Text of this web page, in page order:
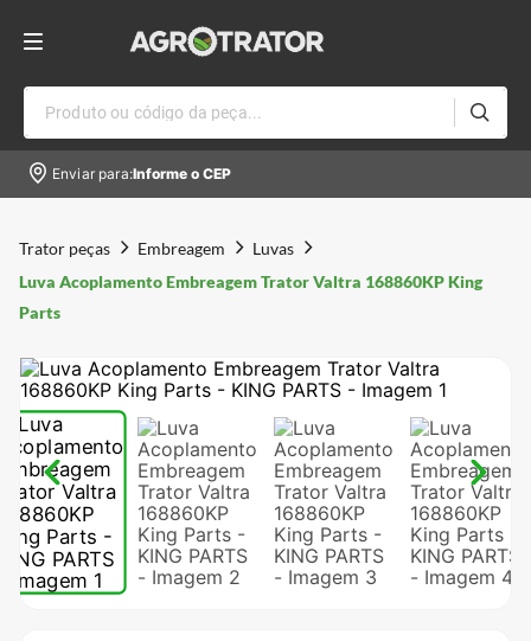
Produto ou código da peça...
Enviar para:Informe o CEP
Trator peças Embreagem
Luvas
Luva Acoplamento Embreagem Trator Valtra 168860KP King
Parts